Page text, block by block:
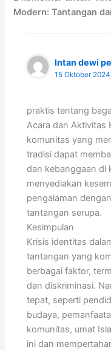
Modern: Tantangan
Intan dewi
15 Oktober
praktis tentang
Acara dan Aktivitas
komunitas yang
tradisi dapat
dan kebanggaan di
menyediakan
pengalaman
tantangan serupa.
Kesimpulan
Krisis identitas
tantangan yang
berbagai faktor,
dan diskriminasi.
tepat, seperti
budaya,
komunitas, umat
ini dan